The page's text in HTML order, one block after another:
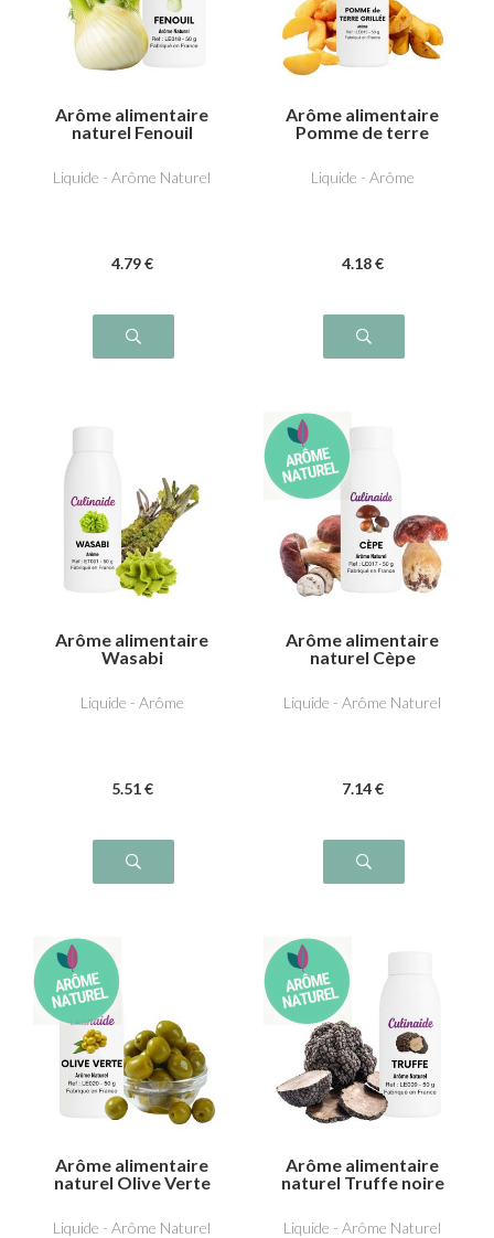
Arôme alimentaire
naturel Fenouil
Liquide - Arôme Naturel
4.79 €
Arôme alimentaire
Pomme de terre
Liquide - Arôme
4.18 €
Arôme alimentaire
Wasabi
Liquide - Arôme
5.51 €
Arôme alimentaire
naturel Cèpe
Liquide - Arôme Naturel
7.14 €
Arôme alimentaire
naturel Olive Verte
Liquide - Arôme Naturel
Arôme alimentaire
naturel Truffe noire
Liquide - Arôme Naturel